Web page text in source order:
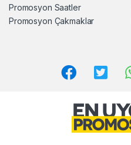
Promosyon Saatler
Promosyon Çakmaklar